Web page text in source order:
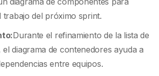
trabajo del próximo sprint.
Durante el refinamiento de la lista de
el diagrama de contenedores ayuda a
entre equipos.